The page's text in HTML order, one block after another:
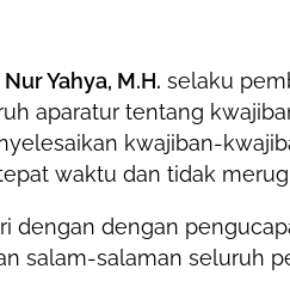
Nur Yahya, M.H. selaku
aparatur tentang
kwajiban-
waktu dan tidak
dengan dengan
salam-salaman seluruh